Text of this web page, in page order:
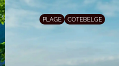
PLAGE COTEBELGE